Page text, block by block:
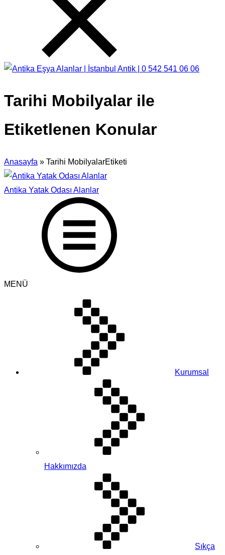
Tarihi Mobilyalar ile
Etiketlenen Konular
Anasayfa » Tarihi MobilyalarEtiketi
Antika Yatak Odası Alanlar
MENÜ
Kurumsal
Hakkımızda
Sıkça